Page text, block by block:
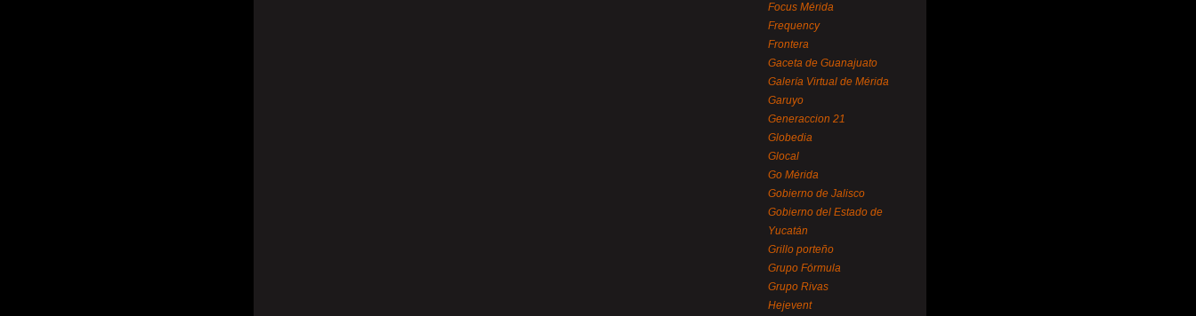
Focus Mérida
Frequency
Frontera
Gaceta de Guanajuato
Galería Virtual de Mérida
Garuyo
Generaccion 21
Globedia
Glocal
Go Mérida
Gobierno de Jalisco
Gobierno del Estado de
Yucatán
Grillo porteño
Grupo Fórmula
Grupo Rivas
Hejevent